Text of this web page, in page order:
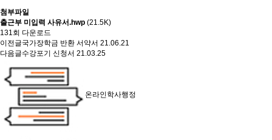
첨부파일
출근부 미입력 사유서.hwp (21.5K)
131회 다운로드
이전글국가장학금 반환 서약서 21.06.21
다음글수강포기 신청서 21.03.25
온라인학사행정